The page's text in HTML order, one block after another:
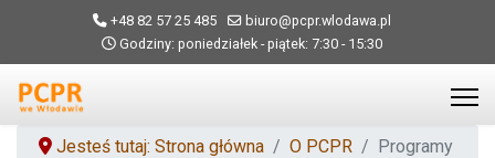
+48 82 57 25 485
biuro@pcpr.wlodawa.pl
Godziny: poniedziałek - piątek: 7:30 - 15:30
Jesteś tutaj: Strona główna O PCPR Programy